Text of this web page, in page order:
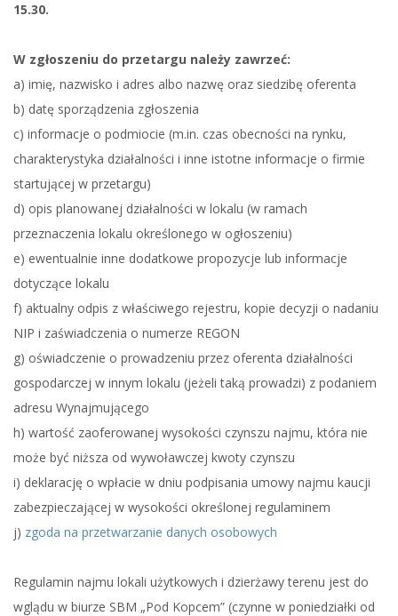
15.30.
W zgłoszeniu do przetargu należy zawrzeć:
a) imię, nazwisko i adres albo nazwę oraz siedzibę oferenta
b) datę sporządzenia zgłoszenia
c) informacje o podmiocie (m.in. czas obecności na rynku,
charakterystyka działalności i inne istotne informacje o firmie
startującej w przetargu)
d) opis planowanej działalności w lokalu (w ramach
przeznaczenia lokalu określonego w ogłoszeniu)
e) ewentualnie inne dodatkowe propozycje lub informacje
dotyczące lokalu
f) aktualny odpis z właściwego rejestru, kopie decyzji o nadaniu
NIP i zaświadczenia o numerze REGON
g) oświadczenie o prowadzeniu przez oferenta działalności
gospodarczej w innym lokalu (jeżeli taką prowadzi) z podaniem
adresu Wynajmującego
h) wartość zaoferowanej wysokości czynszu najmu, która nie
może być niższa od wywoławczej kwoty czynszu
i) deklarację o wpłacie w dniu podpisania umowy najmu kaucji
zabezpieczającej w wysokości określonej regulaminem
j) zgoda na przetwarzanie danych osobowych
Regulamin najmu lokali użytkowych i dzierżawy terenu jest do
wglądu w biurze SBM „Pod Kopcem” (czynne w poniedziałki od